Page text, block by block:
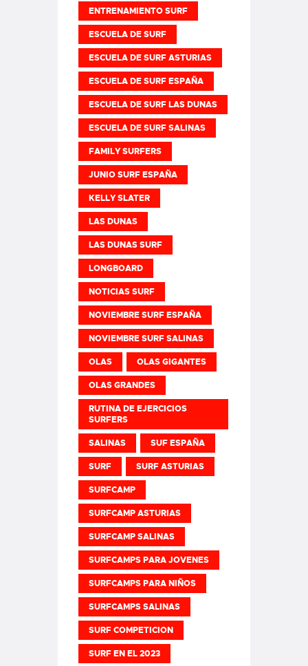
ENTRENAMIENTO SURF
ESCUELA DE SURF
ESCUELA DE SURF ASTURIAS
ESCUELA DE SURF ESPAÑA
ESCUELA DE SURF LAS DUNAS
ESCUELA DE SURF SALINAS
FAMILY SURFERS
JUNIO SURF ESPAÑA
KELLY SLATER
LAS DUNAS
LAS DUNAS SURF
LONGBOARD
NOTICIAS SURF
NOVIEMBRE SURF ESPAÑA
NOVIEMBRE SURF SALINAS
OLAS OLAS GIGANTES
OLAS GRANDES
RUTINA DE EJERCICIOS
SURFERS
SALINAS SUF ESPAÑA
SURF SURF ASTURIAS
SURFCAMP
SURFCAMP ASTURIAS
SURFCAMP SALINAS
SURFCAMPS PARA JOVENES
SURFCAMPS PARA NIÑOS
SURFCAMPS SALINAS
SURF COMPETICION
SURF EN EL 2023